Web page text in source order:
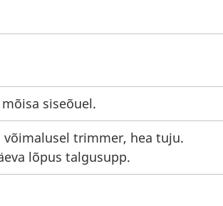
siseõuel.
võimalusel trimmer, hea tuju.
lõpus talgusupp.